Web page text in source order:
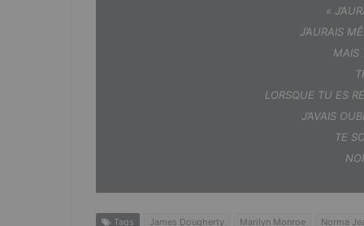
«
J’AURAIS
MAIS
LORSQUE TU ES
J’AVAIS
TE
Tags James Dougherty Marilyn Monroe Norma